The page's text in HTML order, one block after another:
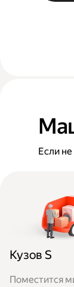
Если
Кузов S
Поместится